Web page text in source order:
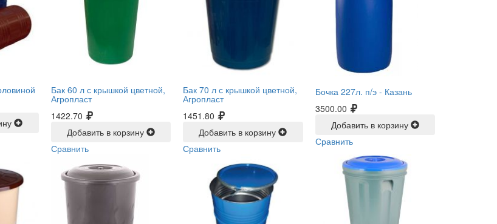
Бак 60 л с крышкой цветной,
Агропласт
1422.70
Добавить в корзину
Сравнить
Бак 70 л с крышкой цветной,
Агропласт
1451.80
Добавить в корзину
Сравнить
Бочка 227л. п/э - Казань
3500.00
Добавить в корзину
Сравнить